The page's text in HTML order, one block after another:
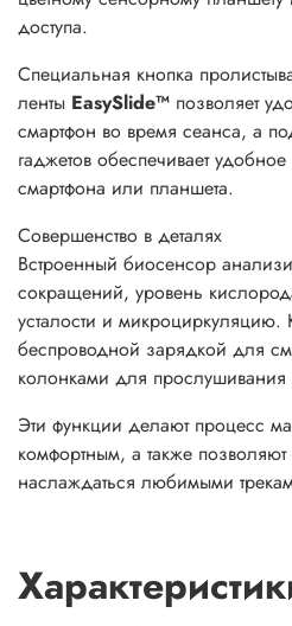
доступа.
Специальная кнопка
ленты EasySlide™ позволяет
смартфон во время сеанса, а
гаджетов обеспечивает
смартфона или планшета.
Совершенство в деталях
Встроенный биосенсор
сокращений, уровень
усталости и
беспроводной зарядкой для
колонками для
Эти функции делают процесс
комфортным, а также позволяют
наслаждаться любимыми